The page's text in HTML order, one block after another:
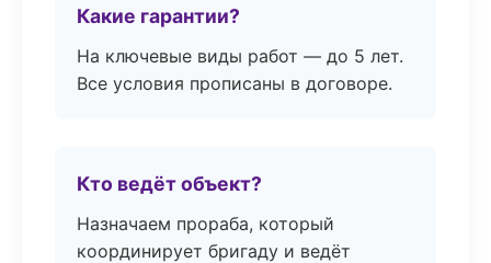
Какие гарантии?
На ключевые виды работ — до 5 лет.
Все условия прописаны в договоре.
Кто ведёт объект?
Назначаем прораба, который
координирует бригаду и ведёт